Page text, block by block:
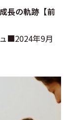
長の軌跡【前
■2024年9月